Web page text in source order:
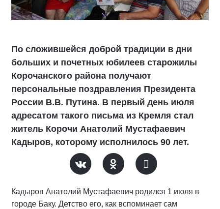
По сложившейся доброй традиции в дни
больших и почетных юбилеев старожилы
Корочанского района получают
персональные поздравления Президента
России В.В. Путина. В первый день июля
адресатом такого письма из Кремля стал
житель Корочи Анатолий Мустафаевич
Кадыров, которому исполнилось 90 лет.
Кадыров Анатолий Мустафаевич родился 1 июля в
городе Баку. Детство его, как вспоминает сам